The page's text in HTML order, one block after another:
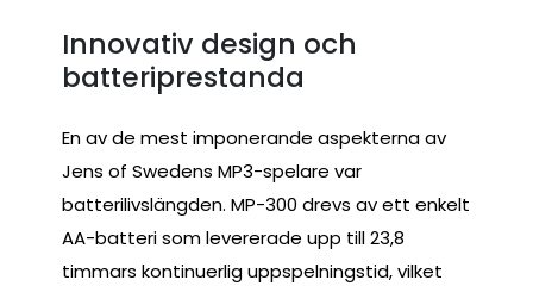
Innovativ design och
batteriprestanda
En av de mest imponerande aspekterna av
Jens of Swedens MP3-spelare var
batterilivslängden. MP-300 drevs av ett enkelt
AA-batteri som levererade upp till 23,8
timmars kontinuerlig uppspelningstid, vilket